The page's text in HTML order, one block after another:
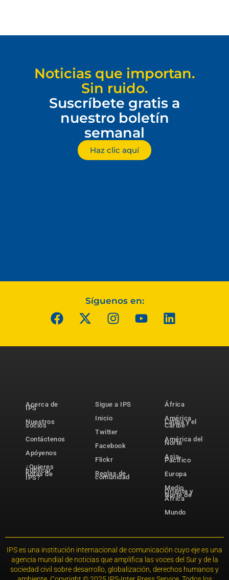
Noticias que importan.
Sin ruido.
Suscríbete gratis a
nuestro boletín
semanal
Haz clic aquí
Síguenos en:
Acerca de
IPS
Nuestros
socios
Contáctenos
Apóyenos
¿Quieres
publicar
notas de
IPS?
Sigue a IPS
Inicio
Twitter
Facebook
Flickr
Reglas de
comunidad
África
América
Latina y el
Caribe
América del
Norte
Asia-
Pacífico
Europa
Medio
Oriente y
Norte de
África
Mundo
IPS es una institución internacional de comunicación cuyo eje es una
agencia mundial de noticias que amplifica las voces del Sur y de la
sociedad civil sobre desarrollo, globalización, derechos humanos y